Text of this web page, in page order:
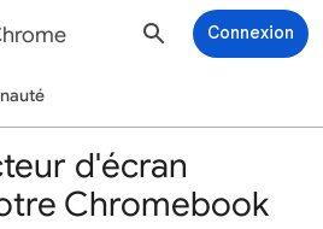
Connexion
d'écran
Chromebook